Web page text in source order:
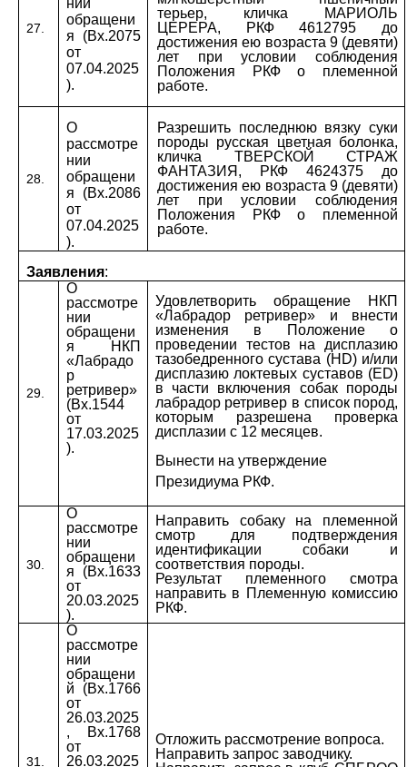
27.
нии
обращени
я (Вх.2075
от
07.04.2025
).
терьер, кличка МАРИОЛЬ
ЦЕРЕРА, РКФ 4612795 до
достижения ею возраста 9 (девяти)
лет при условии соблюдения
Положения РКФ о племенной
работе.
28.
О
рассмотре
нии
обращени
я (Вх.2086
от
07.04.2025
).
Разрешить последнюю вязку суки
породы русская цветная болонка,
кличка ТВЕРСКОЙ СТРАЖ
ФАНТАЗИЯ, РКФ 4624375 до
достижения ею возраста 9 (девяти)
лет при условии соблюдения
Положения РКФ о племенной
работе.
Заявления:
29.
О
рассмотре
нии
обращени
я НКП
«Лабрадо
р
ретривер»
(Вх.1544
от
17.03.2025
).
Удовлетворить обращение НКП
«Лабрадор ретривер» и внести
изменения в Положение о
проведении тестов на дисплазию
тазобедренного сустава (HD) и/или
дисплазию локтевых суставов (ED)
в части включения собак породы
лабрадор ретривер в список пород,
которым разрешена проверка
дисплазии с 12 месяцев.
Вынести на утверждение
Президиума РКФ.
30.
О
рассмотре
нии
обращени
я (Вх.1633
от
20.03.2025
).
Направить собаку на племенной
смотр для подтверждения
идентификации собаки и
соответствия породы.
Результат племенного смотра
направить в Племенную комиссию
РКФ.
31.
О
рассмотре
нии
обращени
й (Вх.1766
от
26.03.2025
, Вх.1768
от
26.03.2025
Отложить рассмотрение вопроса.
Направить запрос заводчику.